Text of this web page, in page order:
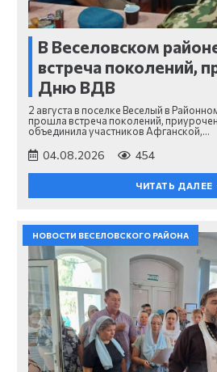
В Веселовском
встреча поколений,
Дню ВДВ
2 августа в поселке Веселый в
прошла встреча поколений,
объединила участников Афганской,…
04.08.2026 454
ЧИТАТЬ ДАЛЕЕ
НОВОСТИ ВЕСЕЛОВСКОГО РАЙОНА